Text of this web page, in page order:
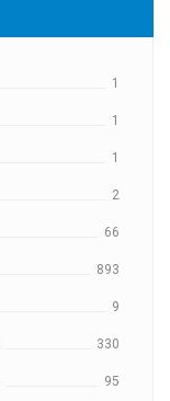
1
1
1
2
66
893
9
330
95